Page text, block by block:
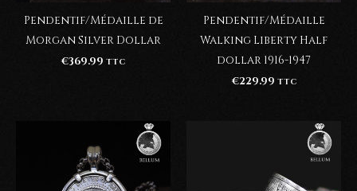
Pendentif/Médaille de
Morgan Silver Dollar
€369.99 TTC
Pendentif/Médaille
Walking Liberty Half
dollar 1916-1947
€229.99 TTC